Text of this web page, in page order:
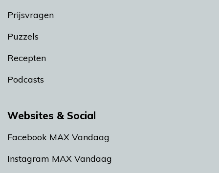
Prijsvragen
Puzzels
Recepten
Podcasts
Websites & Social
Facebook MAX Vandaag
Instagram MAX Vandaag